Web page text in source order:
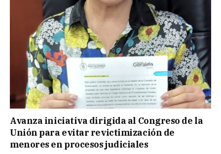
Avanza iniciativa dirigida al Congreso de la
Unión para evitar revictimización de
menores en procesos judiciales